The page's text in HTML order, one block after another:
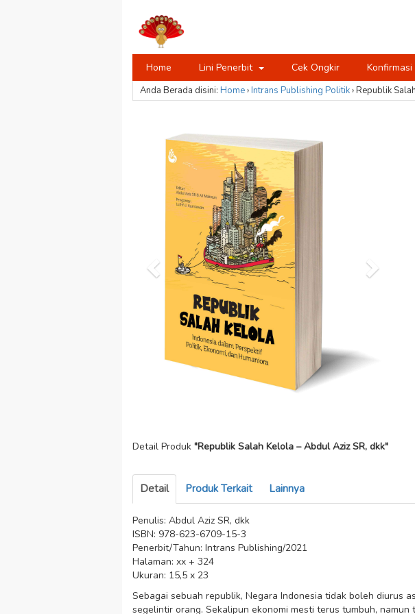
Home Lini Penerbit Cek Ongkir Konfirmasi
Anda Berada disini: Home›Intrans Publishing Politik›Republik
Detail Produk "Republik Salah Kelola – Abdul Aziz SR, dkk"
Detail Produk Terkait Lainnya
Penulis: Abdul Aziz SR, dkk
ISBN: 978-623-6709-15-3
Penerbit/Tahun: Intrans Publishing/2021
Halaman: xx + 324
Ukuran: 15,5 x 23
Sebagai sebuah republik, Negara Indonesia tidak boleh diurus
segelintir orang. Sekalipun ekonomi mesti terus tumbuh,